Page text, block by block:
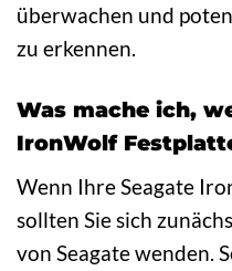
überwachen und
zu erkennen.
Was mache ich,
IronWolf
Wenn Ihre Seagate
sollten Sie sich
von Seagate wenden.